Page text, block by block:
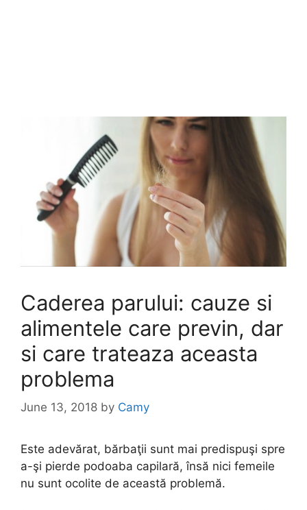
Caderea parului: cauze si
alimentele care previn, dar
si care trateaza aceasta
problema
June 13, 2018 by Camy
Este adevărat, bărbaţii sunt mai predispuşi spre
a-şi pierde podoaba capilară, însă nici femeile
nu sunt ocolite de această problemă.